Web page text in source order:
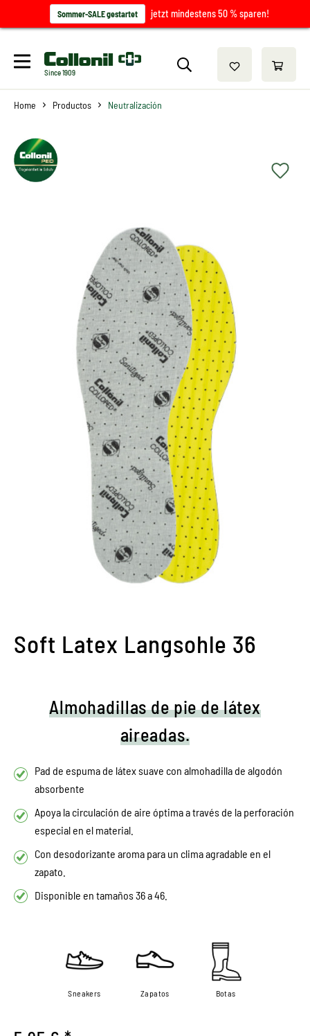
Sommer-SALE gestartet jetzt mindestens 50 % sparen!
Since 1909
Home Productos Neutralización
Soft Latex Langsohle 36
Almohadillas de pie de látex
aireadas.
Pad de espuma de látex suave con almohadilla de algodón
absorbente
Apoya la circulación de aire óptima a través de la perforación
especial en el material.
Con desodorizante aroma para un clima agradable en el
zapato.
Disponible en tamaños 36 a 46.
Sneakers Zapatos Botas